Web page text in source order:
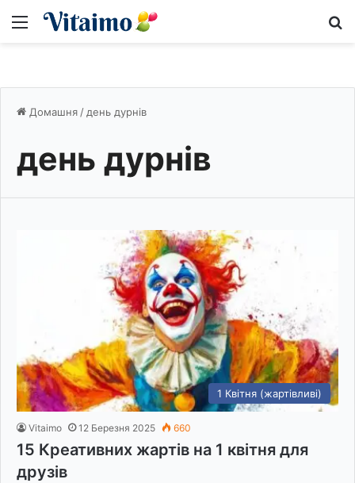
Меню
Домашня / день дурнів
день дурнів
1 Квітня (жартівливі)
Vitaimo 12 Березня 2025 660
15 Креативних жартів на 1 квітня для
друзів